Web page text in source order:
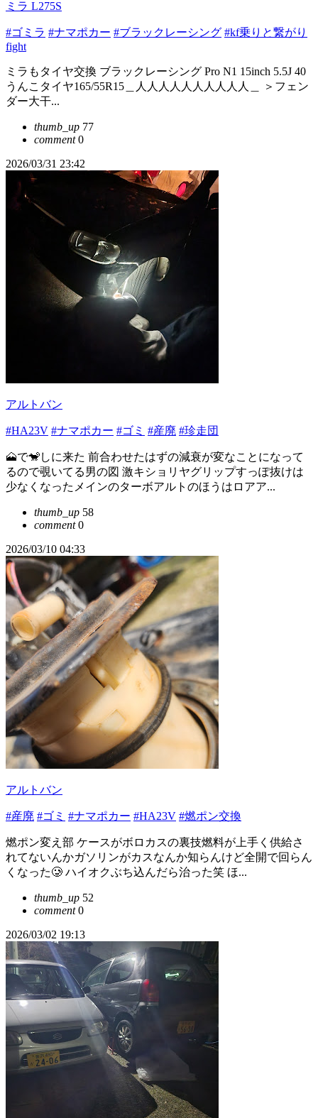
ミラ L275S
#ゴミラ #ナマポカー #ブラックレーシング #kf乗りと繋がり
fight
ミラもタイヤ交換 ブラックレーシング Pro N1 15inch 5.5J 40
うんこタイヤ165/55R15＿人人人人人人人人人人＿ ＞フェン
ダー大干...
thumb_up 77
comment0
2026/03/31 23:42
アルトバン
#HA23V #ナマポカー #ゴミ #産廃 #珍走団
🗻で🐒しに来た 前合わせたはずの減衰が変なことになって
るので覗いてる男の図 激キショリヤグリップすっぽ抜けは
少なくなったメインのターボアルトのほうはロアア...
thumb_up 58
comment0
2026/03/10 04:33
アルトバン
#産廃 #ゴミ #ナマポカー #HA23V #燃ポン交換
燃ポン変え部 ケースがボロカスの裏技燃料が上手く供給さ
れてないんかガソリンがカスなんか知らんけど全開で回らん
くなった🥲‎ ハイオクぶち込んだら治った笑 ほ...
thumb_up 52
comment0
2026/03/02 19:13